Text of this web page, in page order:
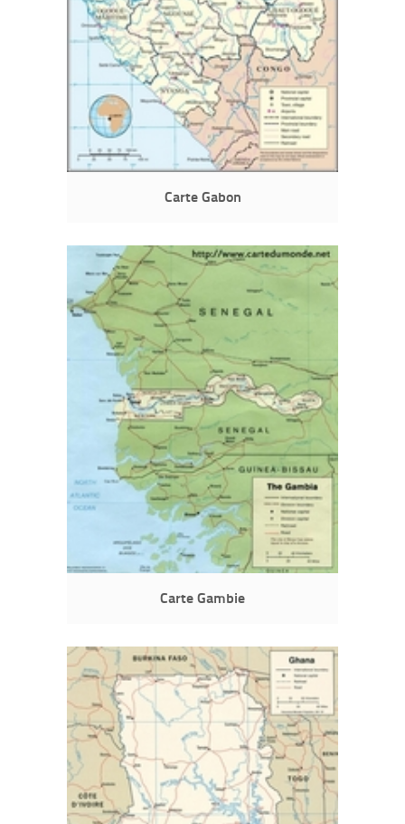
Carte Gabon
Carte Gambie